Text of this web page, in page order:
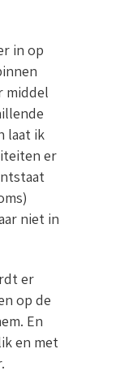
in op
middel
laat ik
er
niet in
er
op de
En
en met